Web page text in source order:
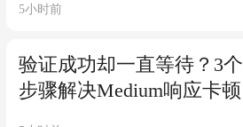
5小时前
验证成功却一直等待？3个
步骤解决Medium响应卡顿